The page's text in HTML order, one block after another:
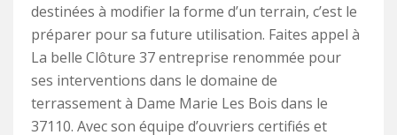
destinées à modifier la forme d’un terrain, c’est le
préparer pour sa future utilisation. Faites appel à
La belle Clôture 37 entreprise renommée pour
ses interventions dans le domaine de
terrassement à Dame Marie Les Bois dans le
37110. Avec son équipe d’ouvriers certifiés et